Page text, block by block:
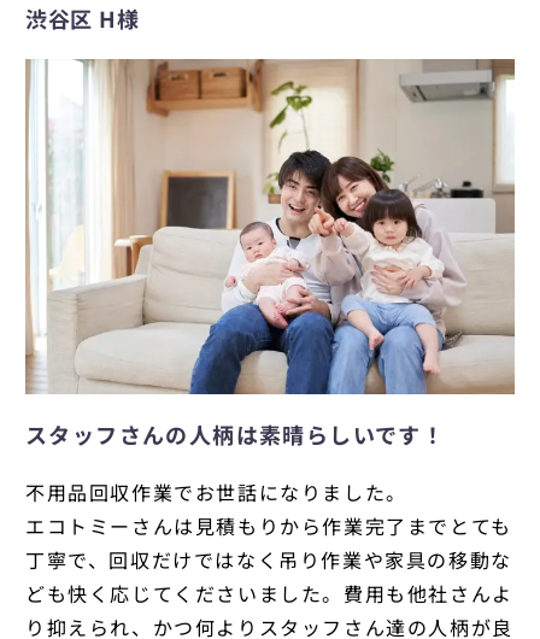
渋谷区 H様
スタッフさんの人柄は素晴らしいです！
不用品回収作業でお世話になりました。
エコトミーさんは見積もりから作業完了までとても
丁寧で、回収だけではなく吊り作業や家具の移動な
ども快く応じてくださいました。費用も他社さんよ
り抑えられ、かつ何よりスタッフさん達の人柄が良